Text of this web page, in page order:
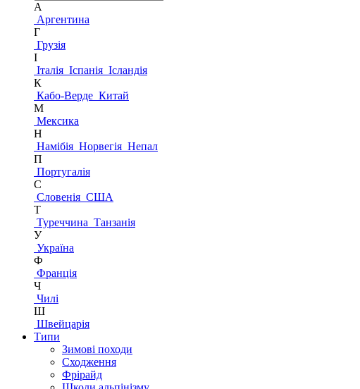
А
Аргентина
Г
Грузія
І
Італія Іспанія Ісландія
К
Кабо-Верде Китай
М
Мексика
Н
Намібія Норвегія Непал
П
Португалія
С
Словенія США
Т
Туреччина Танзанія
У
Україна
Ф
Франція
Ч
Чилі
Ш
Швейцарія
Типи
Зимові походи
Сходження
Фрірайд